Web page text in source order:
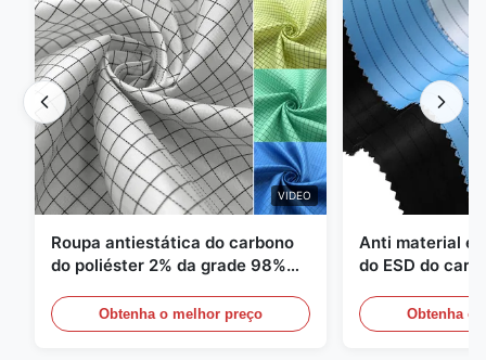
VIDEO
Roupa antiestática do carbono
do poliéster 2% da grade 98%
Obtenha o melhor preço
Anti material
do ESD do
Obtenha o